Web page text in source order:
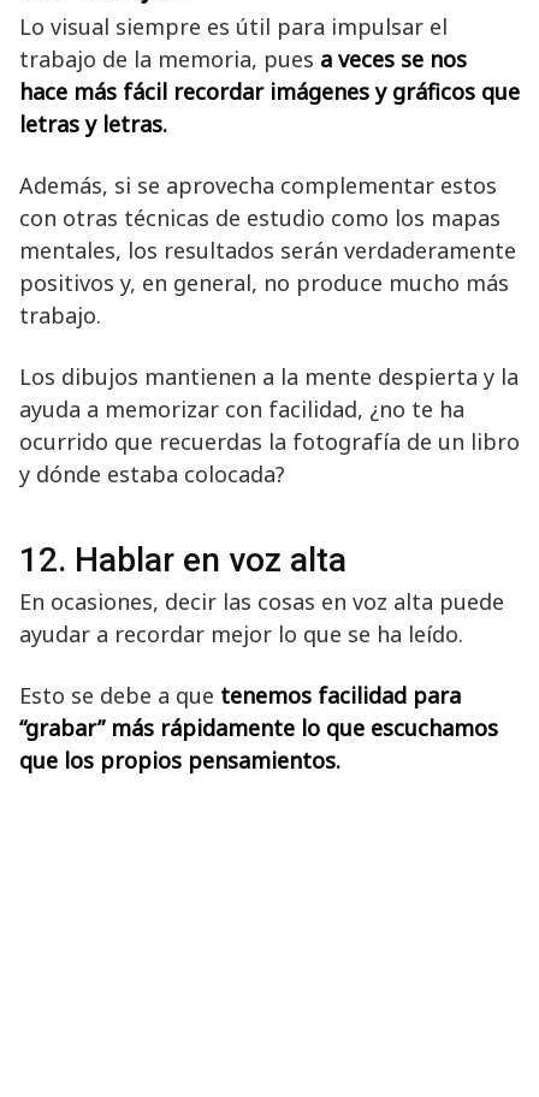
Lo visual siempre es útil para impulsar el
trabajo de la memoria, pues a veces se nos
hace más fácil recordar imágenes y gráficos que
letras y letras.
Además, si se aprovecha complementar estos
con otras técnicas de estudio como los mapas
mentales, los resultados serán verdaderamente
positivos y, en general, no produce mucho más
trabajo.
Los dibujos mantienen a la mente despierta y la
ayuda a memorizar con facilidad, ¿no te ha
ocurrido que recuerdas la fotografía de un libro
y dónde estaba colocada?
12. Hablar en voz alta
En ocasiones, decir las cosas en voz alta puede
ayudar a recordar mejor lo que se ha leído.
Esto se debe a que tenemos facilidad para
“grabar” más rápidamente lo que escuchamos
que los propios pensamientos.